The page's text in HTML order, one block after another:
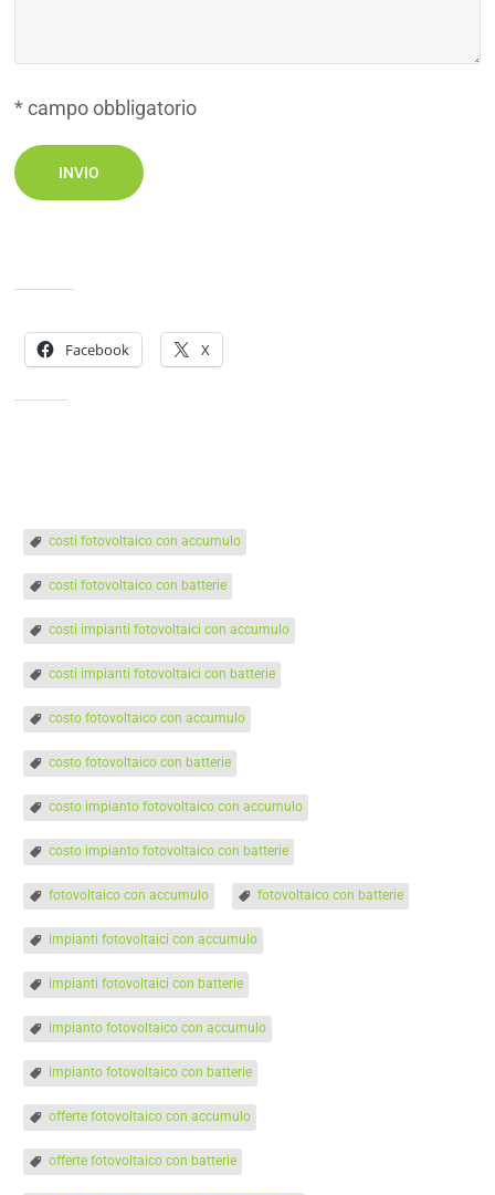
* campo obbligatorio
Facebook X
costi fotovoltaico con accumulo
costi fotovoltaico con batterie
costi impianti fotovoltaici con accumulo
costi impianti fotovoltaici con batterie
costo fotovoltaico con accumulo
costo fotovoltaico con batterie
costo impianto fotovoltaico con accumulo
costo impianto fotovoltaico con batterie
fotovoltaico con accumulo fotovoltaico con batterie
impianti fotovoltaici con accumulo
impianti fotovoltaici con batterie
impianto fotovoltaico con accumulo
impianto fotovoltaico con batterie
offerte fotovoltaico con accumulo
offerte fotovoltaico con batterie